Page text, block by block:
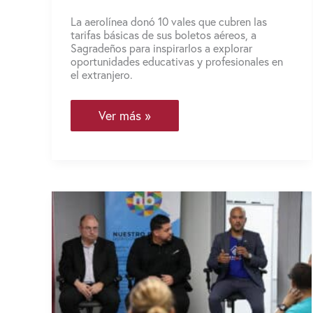
La aerolínea donó 10 vales que cubren las
tarifas básicas de sus boletos aéreos, a
Sagradeños para inspirarlos a explorar
oportunidades educativas y profesionales en
el extranjero.
Frontier
Airlines
internacional
en
Sagrado
Ver más »